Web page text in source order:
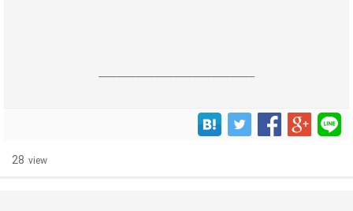
------------------------------------------------------------------
28 view